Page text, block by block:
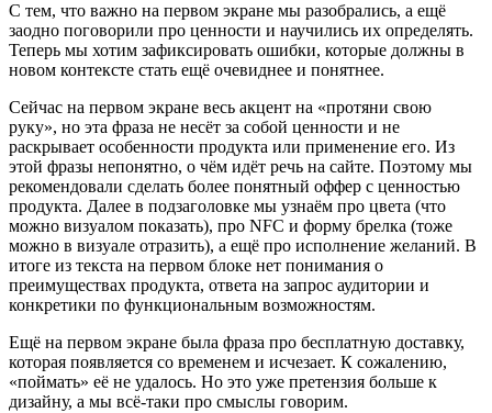
С тем, что важно на первом экране мы разобрались, а ещё
заодно поговорили про ценности и научились их определять.
Теперь мы хотим зафиксировать ошибки, которые должны в
новом контексте стать ещё очевиднее и понятнее.
Сейчас на первом экране весь акцент на «протяни свою
руку», но эта фраза не несёт за собой ценности и не
раскрывает особенности продукта или применение его. Из
этой фразы непонятно, о чём идёт речь на сайте. Поэтому мы
рекомендовали сделать более понятный оффер с ценностью
продукта. Далее в подзаголовке мы узнаём про цвета (что
можно визуалом показать), про NFC и форму брелка (тоже
можно в визуале отразить), а ещё про исполнение желаний. В
итоге из текста на первом блоке нет понимания о
преимуществах продукта, ответа на запрос аудитории и
конкретики по функциональным возможностям.
Ещё на первом экране была фраза про бесплатную доставку,
которая появляется со временем и исчезает. К сожалению,
«поймать» её не удалось. Но это уже претензия больше к
дизайну, а мы всё-таки про смыслы говорим.